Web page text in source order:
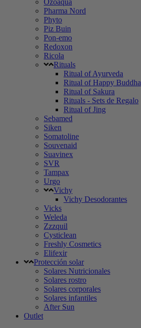
Ozoaqua
Pharma Nord
Phyto
Piz Buin
Pon-emo
Redoxon
Ricola
Rituals
Ritual of Ayurveda
Ritual of Happy Buddha
Ritual of Sakura
Rituals - Sets de Regalo
Ritual of Jing
Sebamed
Siken
Somatoline
Souvenaid
Suavinex
SVR
Tampax
Urgo
Vichy
Vichy Desodorantes
Vicks
Weleda
Zzzquil
Cysticlean
Freshly Cosmetics
Elifexir
Protección solar
Solares Nutricionales
Solares rostro
Solares corporales
Solares infantiles
After Sun
Outlet